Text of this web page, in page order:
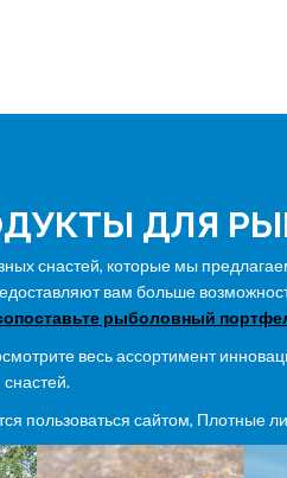
ДЛЯ
снастей, которые мы
вам больше
рыболовный
весь ассортимент
снастей.
пользоваться сайтом, Плотные